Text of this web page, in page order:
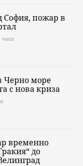
София, пожар в
часа
Черно море
с нова криза
временно
до